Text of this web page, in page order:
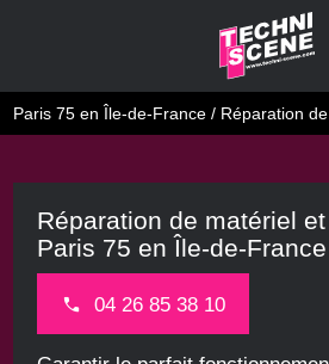
Paris 75 en Île-de-France / Réparation
Réparation de matériel
Paris 75 en Île-de-France
04 26 85 38 10